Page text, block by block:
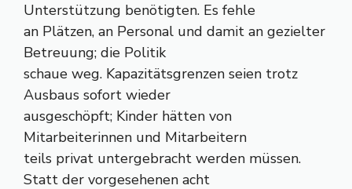
Unterstützung benötigten. Es fehle
an Plätzen, an Personal und damit an gezielter
Betreuung; die Politik
schaue weg. Kapazitätsgrenzen seien trotz
Ausbaus sofort wieder
ausgeschöpft; Kinder hätten von
Mitarbeiterinnen und Mitarbeitern
teils privat untergebracht werden müssen.
Statt der vorgesehenen acht